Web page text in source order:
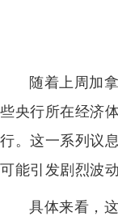
随着上周加
些央行所在经济
行。这一系列议
可能引发剧烈波动
具体来看，